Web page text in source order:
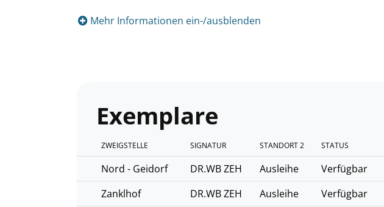
Mehr Informationen ein-/ausblenden
Exemplare
ZWEIGSTELLE SIGNATUR STANDORT 2 STATUS
Nord - Geidorf DR.WB ZEH Ausleihe Verfügbar
Zanklhof
DR.WB ZEH Ausleihe Verfügbar